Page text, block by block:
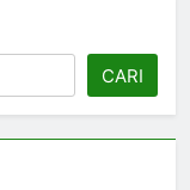
CARI